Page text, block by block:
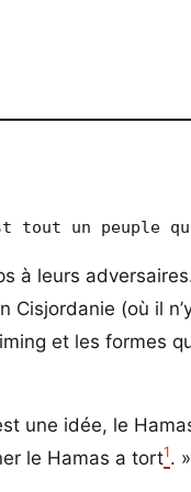
à leurs
Cisjordanie (où il
et les formes
une idée, le
le Hamas a tort1. »